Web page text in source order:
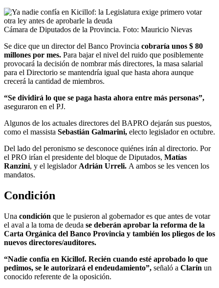
Cámara de Diputados de la Provincia. Foto: Mauricio Nievas
Se dice que un director del Banco Provincia cobraría unos $ 80
millones por mes. Para bajar el nivel del ruido que posiblemente
provocará la decisión de nombrar más directores, la masa salarial
para el Directorio se mantendría igual que hasta ahora aunque
crecerá la cantidad de miembros.
“Se dividirá lo que se paga hasta ahora entre más personas”,
aseguraron en el PJ.
Algunos de los actuales directores del BAPRO dejarán sus puestos,
como el massista Sebastián Galmarini, electo legislador en octubre.
Del lado del peronismo se desconoce quiénes irán al directorio. Por
el PRO irían el presidente del bloque de Diputados, Matías
Ranzini, y el legislador Adrián Urreli. A ambos se les vencen los
mandatos.
Condición
Una condición que le pusieron al gobernador es que antes de votar
el aval a la toma de deuda se deberán aprobar la reforma de la
Carta Orgánica del Banco Provincia y también los pliegos de los
nuevos directores/auditores.
“Nadie confía en Kicillof. Recién cuando esté aprobado lo que
pedimos, se le autorizará el endeudamiento”, señaló a Clarín un
conocido referente de la oposición.